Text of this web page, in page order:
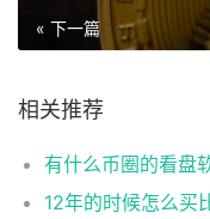
« 下一篇
相关推荐
有什么币圈的看盘